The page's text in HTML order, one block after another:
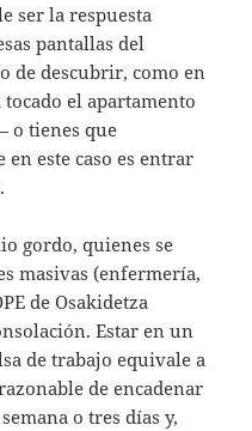
ser la respuesta
pantallas del
de descubrir, como en
tocado el apartamento
o tienes que
este caso es entrar
gordo, quienes se
masivas (enfermería,
de Osakidetza
Estar en un
de trabajo equivale a
de encadenar
o tres días y,